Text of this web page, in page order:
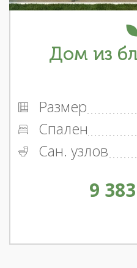
Дом из
Размер
Спален
Сан. узлов
9